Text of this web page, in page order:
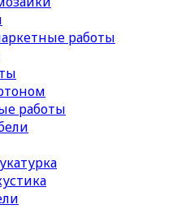
работы
работы